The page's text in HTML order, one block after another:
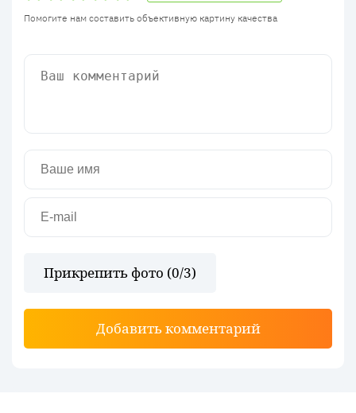
Помогите нам составить объективную картину качества
Прикрепить фото (0/3)
Добавить комментарий